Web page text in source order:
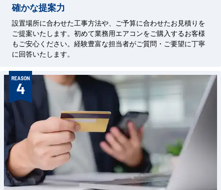
確かな提案力
設置場所に合わせた工事方法や、ご予算に合わせたお見積りを
ご提案いたします。初めて業務用エアコンをご購入するお客様
もご安心ください。経験豊富な担当者がご質問・ご要望に丁寧
に回答いたします。
REASON
4